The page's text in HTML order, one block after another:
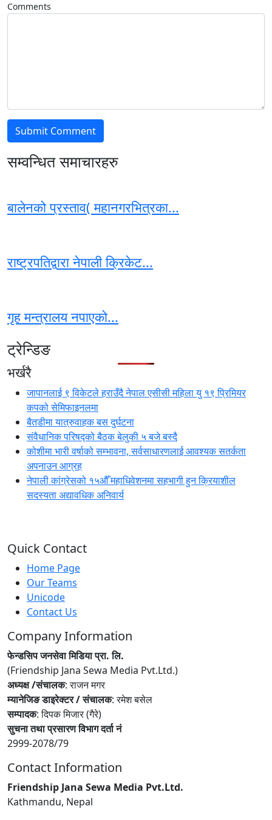
Comments
सम्वन्धित समाचारहरु
बालेनको प्रस्ताव( महानगरभित्रका...
राष्ट्रपतिद्वारा नेपाली क्रिकेट...
गृह मन्त्रालय नपाएको...
ट्रेन्डिङ
भर्खरै
जापानलाई ९ विकेटले हराउँदै नेपाल एसीसी महिला यु १९ प्रिमियर
कपको सेमिफाइनलमा
बैतडीमा यात्रुवाहक बस दुर्घटना
संवैधानिक परिषद्को बैठक बेलुकी ५ बजे बस्दै
कोशीमा भारी वर्षाको सम्भावना, सर्वसाधारणलाई आवश्यक सतर्कता
अपनाउन आग्रह
नेपाली कांग्रेसको १५औँ महाधिवेशनमा सहभागी हुन क्रियाशील
सदस्यता अद्यावधिक अनिवार्य
Quick Contact
Home Page
Our Teams
Unicode
Contact Us
Company Information
फेन्डसिप जनसेवा मिडिया प्रा. लि.
(Friendship Jana Sewa Media Pvt.Ltd.)
अध्यक्ष /संचालक: राजन मगर
म्यानेजिङ डाइरेक्टर / संचालक: रमेश बसेल
सम्पादक: दिपक मिजार (गैरे)
सुचना तथा प्रसारण विभाग दर्ता नं
2999-2078/79
Contact Information
Friendship Jana Sewa Media Pvt.Ltd.
Kathmandu, Nepal